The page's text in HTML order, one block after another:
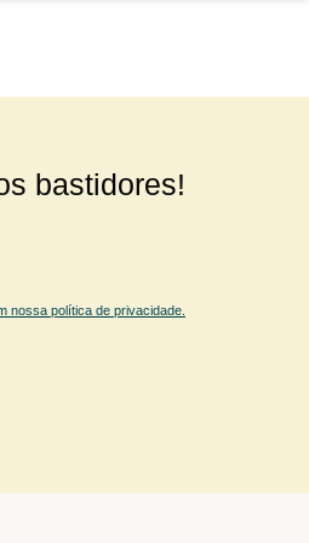
bastidores!
nossa política de privacidade.